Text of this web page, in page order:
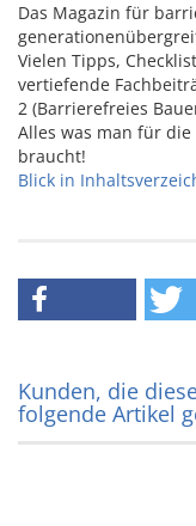
Das Magazin für
Vielen Tipps,
vertiefende
2 (Barrierefreies
Alles was man für
braucht!
Blick in
Kunden, die
folgende Artikel